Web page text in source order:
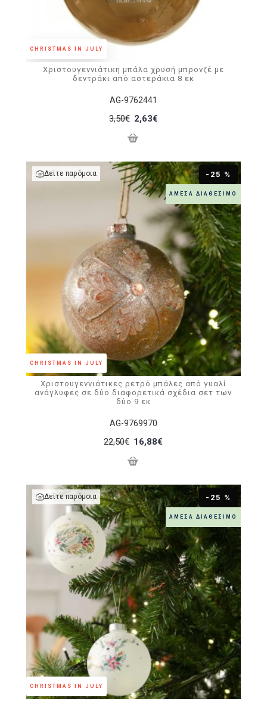
CHRISTMAS IN JULY
AG-9762441
Χριστουγεννιάτικη μπάλα χρυσή μπρονζέ με
δεντράκι από αστεράκια 8 εκ
3,50€ 2,63€
ΆΜΕΣΑ ΔΙΑΘΈΣΙΜΟ
CHRISTMAS IN JULY
-25 %
Δείτε παρόμοια
AG-9769970
Χριστουγεννιάτικες ρετρό μπάλες από γυαλί
ανάγλυφες σε δύο διαφορετικά σχέδια σετ των
δύο 9 εκ
22,50€ 16,88€
ΆΜΕΣΑ ΔΙΑΘΈΣΙΜΟ
CHRISTMAS IN JULY
-25 %
Δείτε παρόμοια